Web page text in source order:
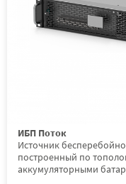
ИБП Поток
Источник
построенный по
аккумуляторными